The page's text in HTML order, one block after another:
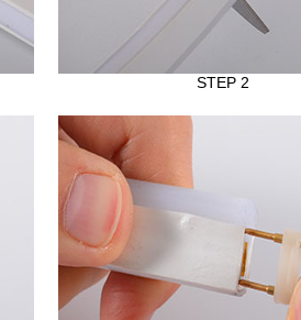
STEP 2